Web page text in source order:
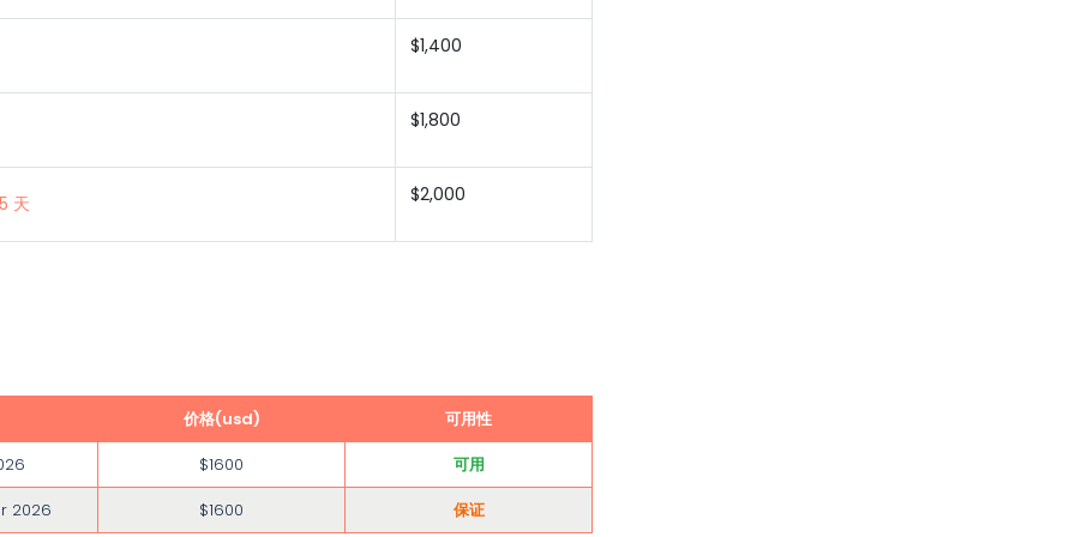
$1,400
$1,800
天 $2,000
价格(usd)
可用性
$1600
可用
2026
$1600 保证